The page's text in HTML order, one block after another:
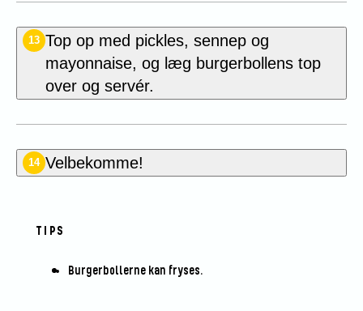
13 Top op med pickles, sennep og
mayonnaise, og læg burgerbollens top
over og servér.
14 Velbekomme!
TIPS
Burgerbollerne kan fryses.